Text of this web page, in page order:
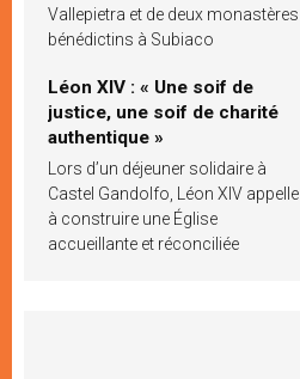
Vallepietra et de deux monastères
bénédictins à Subiaco
Léon XIV : « Une soif de
justice, une soif de charité
authentique »
Lors d’un déjeuner solidaire à
Castel Gandolfo, Léon XIV appelle
à construire une Église
accueillante et réconciliée